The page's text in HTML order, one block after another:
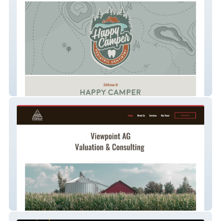
Happy Camper Pediatric Dentistry
Viewpoint Ag Valuati